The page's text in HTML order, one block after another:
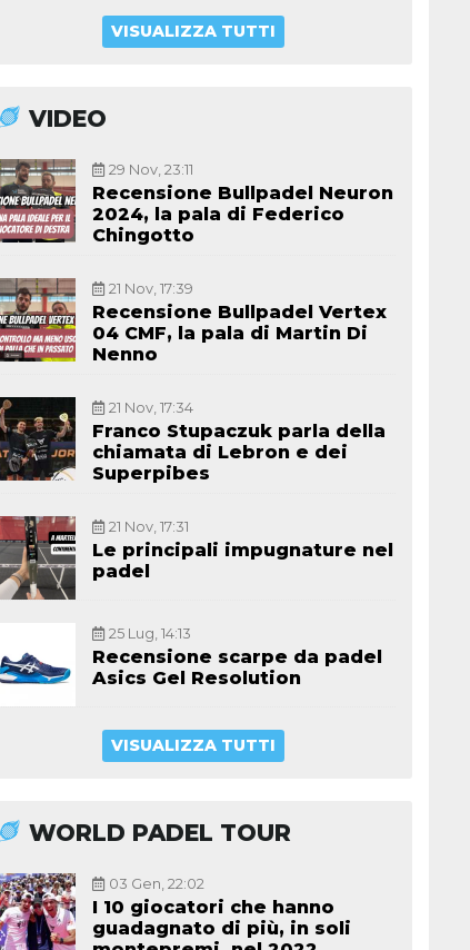
VISUALIZZA TUTTI
VIDEO
29 Nov, 23:11
Recensione Bullpadel Neuron
2024, la pala di Federico
Chingotto
21 Nov, 17:39
Recensione Bullpadel Vertex
04 CMF, la pala di Martin Di
Nenno
21 Nov, 17:34
Franco Stupaczuk parla della
chiamata di Lebron e dei
Superpibes
21 Nov, 17:31
Le principali impugnature nel
padel
25 Lug, 14:13
Recensione scarpe da padel
Asics Gel Resolution
VISUALIZZA TUTTI
WORLD PADEL TOUR
03 Gen, 22:02
I 10 giocatori che hanno
guadagnato di più, in soli